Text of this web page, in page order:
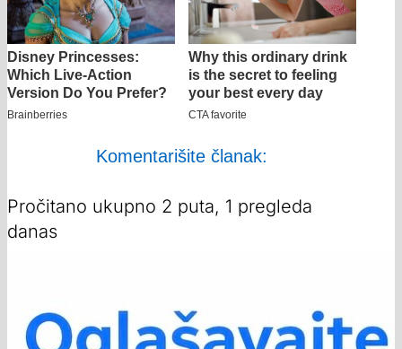
Komentarišite članak:
Pročitano ukupno 2 puta, 1 pregleda
danas